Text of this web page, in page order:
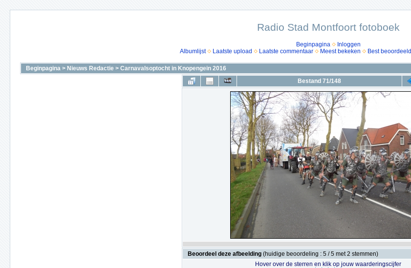
Radio Stad Montfoort fotoboek
Beginpagina
Inloggen
Albumlijst
Laatste upload Laatste commentaar Meest bekeken Best beoordeeld
Beginpagina > Nieuws Redactie > Carnavalsoptocht in Knopengein 2016
Bestand 71/148
Beoordeel deze afbeelding (huidige beoordeling : 5 / 5 met 2 stemmen)
Hover over de sterren en klik op jouw waarderingscijfer